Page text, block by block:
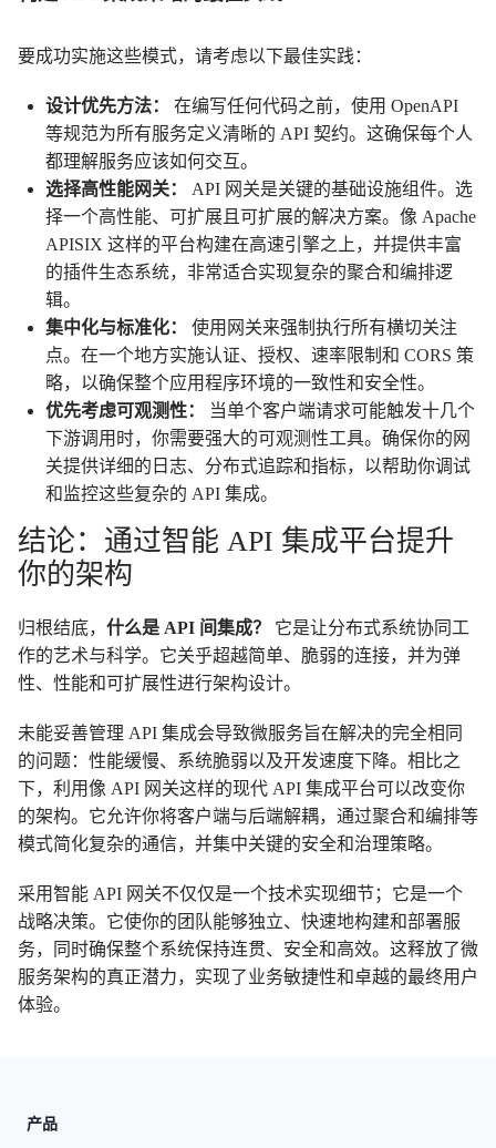
要成功实施这些模式，请考虑以下最佳实践：
设计优先方法：
在编写任何代码之前，使用 OpenAPI
等规范为所有服务定义清晰的 API 契约。这确保每个人
都理解服务应该如何交互。
选择高性能网关：
API 网关是关键的基础设施组件。选
择一个高性能、可扩展且可扩展的解决方案。像 Apache
APISIX 这样的平台构建在高速引擎之上，并提供丰富
的插件生态系统，非常适合实现复杂的聚合和编排逻
辑。
集中化与标准化：
使用网关来强制执行所有横切关注
点。在一个地方实施认证、授权、速率限制和 CORS 策
略，以确保整个应用程序环境的一致性和安全性。
优先考虑可观测性：
当单个客户端请求可能触发十几个
下游调用时，你需要强大的可观测性工具。确保你的网
关提供详细的日志、分布式追踪和指标，以帮助你调试
和监控这些复杂的 API 集成。
结论：通过智能 API 集成平台提升
你的架构
归根结底， 什么是 API 间集成？
它是让分布式系统协同工
作的艺术与科学。它关乎超越简单、脆弱的连接，并为弹
性、性能和可扩展性进行架构设计。
未能妥善管理 API 集成会导致微服务旨在解决的完全相同
的问题：性能缓慢、系统脆弱以及开发速度下降。相比之
下，利用像 API 网关这样的现代 API 集成平台可以改变你
的架构。它允许你将客户端与后端解耦，通过聚合和编排等
模式简化复杂的通信，并集中关键的安全和治理策略。
采用智能 API 网关不仅仅是一个技术实现细节；它是一个
战略决策。它使你的团队能够独立、快速地构建和部署服
务，同时确保整个系统保持连贯、安全和高效。这释放了微
服务架构的真正潜力，实现了业务敏捷性和卓越的最终用户
体验。
产品